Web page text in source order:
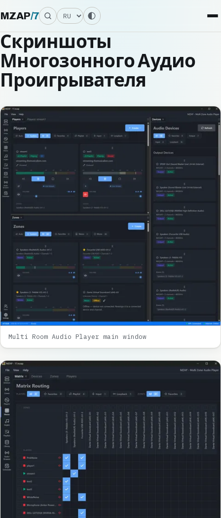
MZAP/7 Язык
Скриншоты
Многозонного Аудио
Проигрывателя
Multi Room Audio Player main window